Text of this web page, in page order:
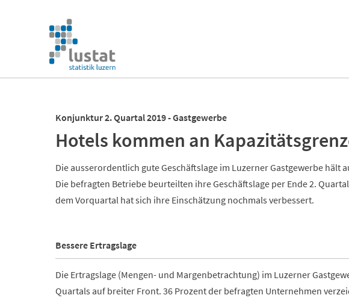
überspringen
Navigation
überspringen
Konjunktur 2. Quartal 2019 - Gastgewerbe
Hotels kommen an
Die ausserordentlich gute Geschäftslage im Luzerner Gastgewerbe hält
Die befragten Betriebe beurteilten ihre Geschäftslage per Ende 2.
dem Vorquartal hat sich ihre Einschätzung nochmals verbessert.
Bessere Ertragslage
Die Ertragslage (Mengen- und Margenbetrachtung) im Luzerner
Quartals auf breiter Front. 36 Prozent der befragten Unternehmen